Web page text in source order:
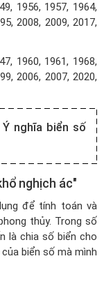
1956, 1957, 1964,
2008, 2009, 2017,
1960, 1961, 1968,
2006, 2007, 2020,
Ý nghĩa biển số
nghịch ác"
để tính toán và
thủy. Trong số
là chia số biển cho
biển số mà mình